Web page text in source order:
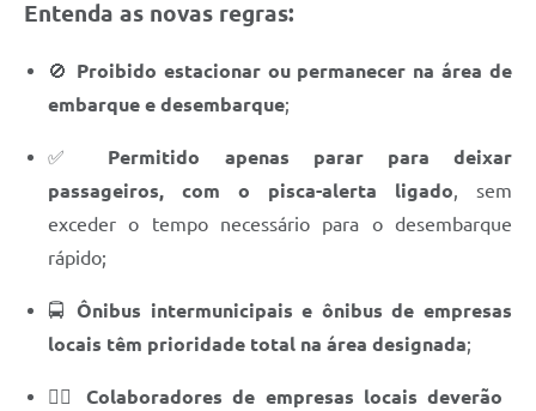
Entenda as novas regras:
🚫 Proibido estacionar ou permanecer na área de
embarque e desembarque;
✅ Permitido apenas parar para deixar
passageiros, com o pisca-alerta ligado, sem
exceder o tempo necessário para o desembarque
rápido;
🚍Ônibus intermunicipais e ônibus de empresas
locais têm prioridade total na área designada;
👷‍♂️Colaboradores de empresas locais deverão